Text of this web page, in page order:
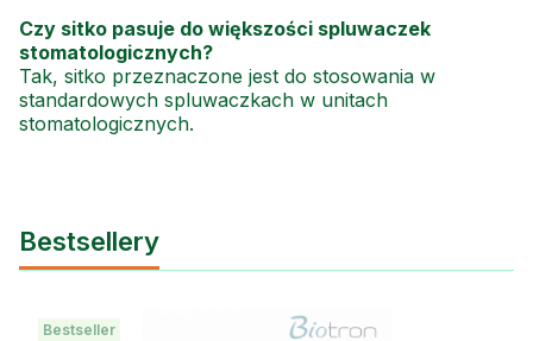
Czy sitko pasuje do większości spluwaczek
stomatologicznych?
Tak, sitko przeznaczone jest do stosowania w
standardowych spluwaczkach w unitach
stomatologicznych.
Bestsellery
Bestseller